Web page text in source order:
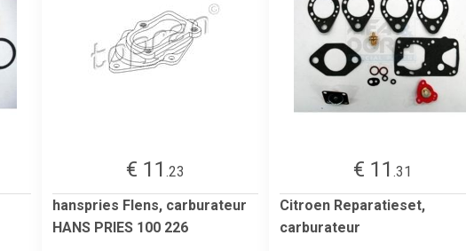
€ 11 .23
hanspries Flens, carburateur
HANS PRIES 100 226
€ 11 .31
Citroen Reparatieset,
carburateur